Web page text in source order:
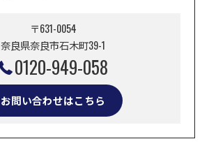
〒631-0054
奈良県奈良市石木町39-1
0120-949-058
お問い合わせはこちら